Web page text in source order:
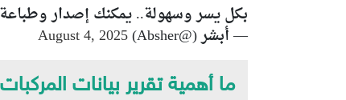
بكل يسر وسهولة.. يمكنك إصدار
— أبشر (@Absher) August 4, 2025
ما أهمية تقرير بيانات